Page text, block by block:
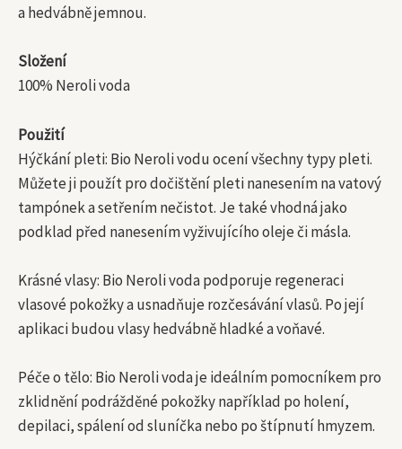
a hedvábně jemnou.
Složení
100% Neroli voda
Použití
Hýčkání pleti: Bio Neroli vodu ocení všechny typy pleti.
Můžete ji použít pro dočištění pleti nanesením na vatový
tampónek a setřením nečistot. Je také vhodná jako
podklad před nanesením vyživujícího oleje či másla.
Krásné vlasy: Bio Neroli voda podporuje regeneraci
vlasové pokožky a usnadňuje rozčesávání vlasů. Po její
aplikaci budou vlasy hedvábně hladké a voňavé.
Péče o tělo: Bio Neroli voda je ideálním pomocníkem pro
zklidnění podrážděné pokožky například po holení,
depilaci, spálení od sluníčka nebo po štípnutí hmyzem.